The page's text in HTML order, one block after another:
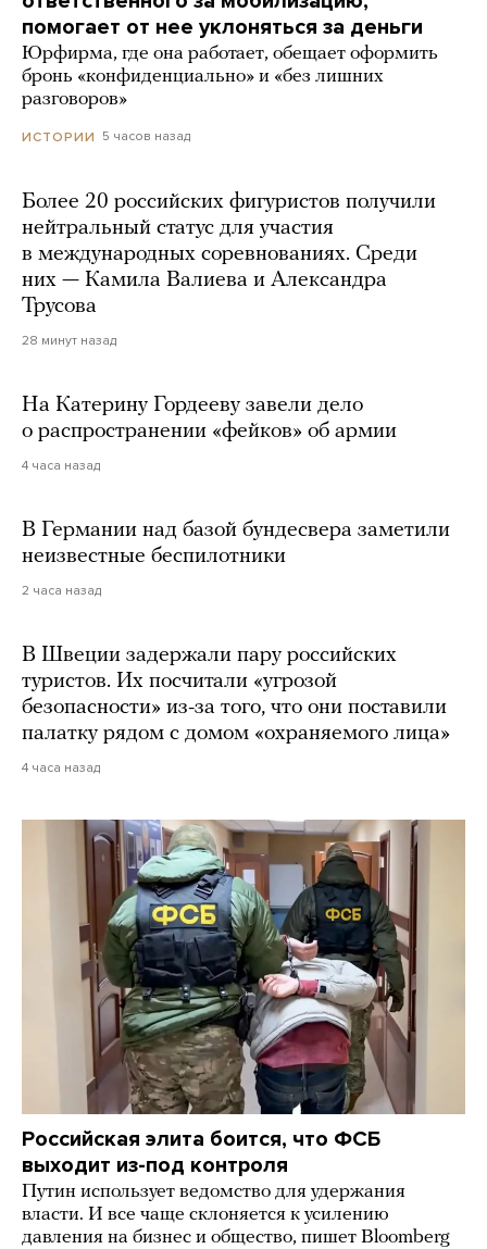
помогает от нее уклоняться за деньги
Юрфирма, где она работает, обещает оформить
бронь «конфиденциально» и «без лишних
разговоров»
ИСТОРИИ 5 часов назад
Более 20 российских фигуристов получили
нейтральный статус для участия
в международных соревнованиях. Среди
них — Камила Валиева и Александра
Трусова
28 минут назад
На Катерину Гордееву завели дело
о распространении «фейков» об армии
4 часа назад
В Германии над базой бундесвера заметили
неизвестные беспилотники
2 часа назад
В Швеции задержали пару российских
туристов. Их посчитали «угрозой
безопасности» из-за того, что они поставили
палатку рядом с домом «охраняемого лица»
4 часа назад
Российская элита боится, что ФСБ
выходит из-под контроля
Путин использует ведомство для удержания
власти. И все чаще склоняется к усилению
давления на бизнес и общество, пишет Bloomberg